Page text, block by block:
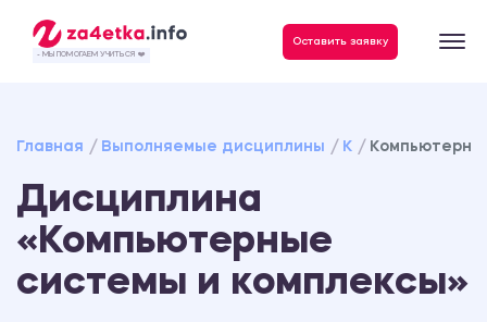
- МЫ ПОМОГАЕМ УЧИТЬСЯ ❤️
Оставить заявку
Главная Выполняемые дисциплины К
Дисциплина
«Компьютерные
системы и комплексы»